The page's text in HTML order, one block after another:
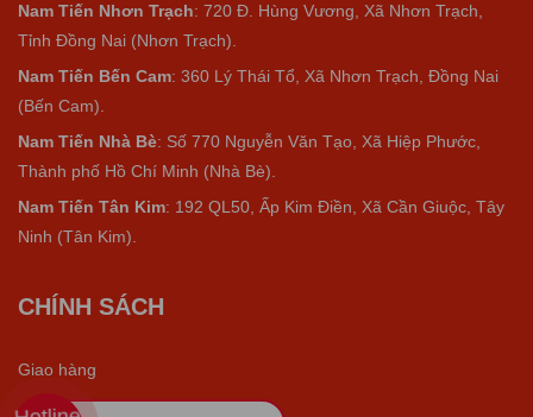
Nam Tiến Nhơn Trạch: 720 Đ. Hùng Vương, Xã Nhơn Trạch,
Tỉnh Đồng Nai (Nhơn Trạch).
Nam Tiến Bến Cam: 360 Lý Thái Tổ, Xã Nhơn Trạch, Đồng Nai
(Bến Cam).
Nam Tiến Nhà Bè: Số 770 Nguyễn Văn Tạo, Xã Hiệp Phước,
Thành phố Hồ Chí Minh (Nhà Bè).
Nam Tiến Tân Kim: 192 QL50, Ấp Kim Điền, Xã Cần Giuộc, Tây
Ninh (Tân Kim).
CHÍNH SÁCH
Giao hàng